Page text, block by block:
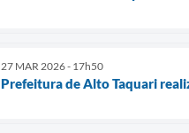
27 MAR 2026 - 17h50
Prefeitura de Alto Taquari